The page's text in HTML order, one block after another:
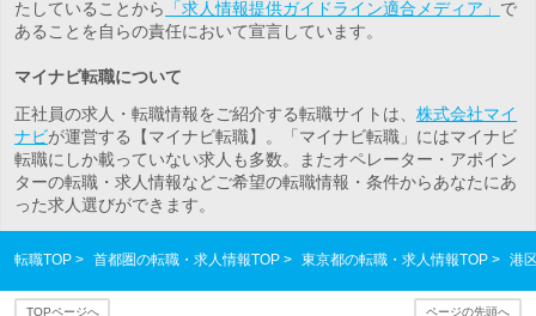
たしていることから
「求人情報提供ガイドライン適合メディア」 で
あることを自らの責任において宣言しています。
マイナビ転職について
正社員の求人・転職情報をご紹介する転職サイトは、 株式会社マイ
ナビが運営する【マイナビ転職】。「マイナビ転職」にはマイナビ
転職にしか載っていない求人も多数。またオペレーター・アポイン
ターの転職・求人情報などご希望の転職情報・条件からあなたにあ
った求人選びができます。
転職TOP 首都圏の転職・求人情報TOP 東京都の転職・求人情報TOP 港
TOPページへ ページの先頭へ